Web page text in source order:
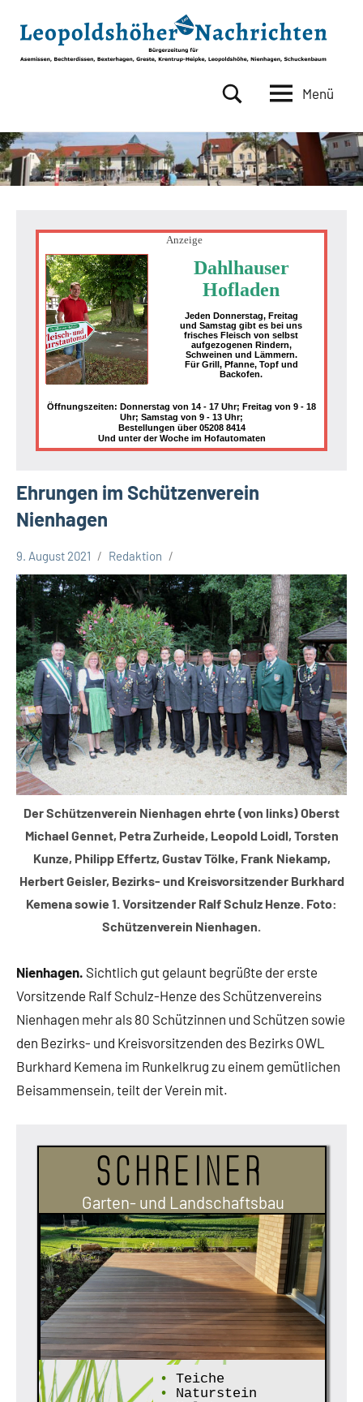
Inhalt
springen
Nachrichten
Asemissen,
Bechterdissen,
Bexterhagen,
Leopoldshöhe,
Nienhagen,
Schuckenbaum
Menü
Anzeige
Dahlhauser
Hofladen
Jeden Donnerstag, Freitag
und Samstag gibt es bei uns
frisches Fleisch von selbst
aufgezogenen Rindern,
Schweinen und Lämmern.
Für Grill, Pfanne, Topf und
Backofen.
Öffnungszeiten: Donnerstag von 14 - 17 Uhr; Freitag von 9 - 18
Uhr; Samstag von 9 - 13 Uhr;
Bestellungen über 05208 8414
Und unter der Woche im Hofautomaten
Ehrungen im Schützenverein
Nienhagen
Sport
Themen
9. August 2021 Redaktion
Der Schützenverein Nienhagen ehrte (von links) Oberst
Michael Gennet, Petra Zurheide, Leopold Loidl, Torsten
Kunze, Philipp Effertz, Gustav Tölke, Frank Niekamp,
Herbert Geisler, Bezirks- und Kreisvorsitzender Burkhard
Kemena sowie 1. Vorsitzender Ralf Schulz Henze. Foto:
Schützenverein Nienhagen.
Nienhagen. Sichtlich gut gelaunt begrüßte der erste
Vorsitzende Ralf Schulz-Henze des Schützenvereins
Nienhagen mehr als 80 Schützinnen und Schützen sowie
den Bezirks- und Kreisvorsitzenden des Bezirks OWL
Burkhard Kemena im Runkelkrug zu einem gemütlichen
Beisammensein, teilt der Verein mit.
Schreiner
Garten- und Landschaftsbau
•
Teiche
•
Naturstein